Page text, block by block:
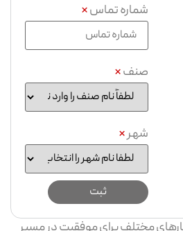
شماره تماس*
صنف*
شهر*